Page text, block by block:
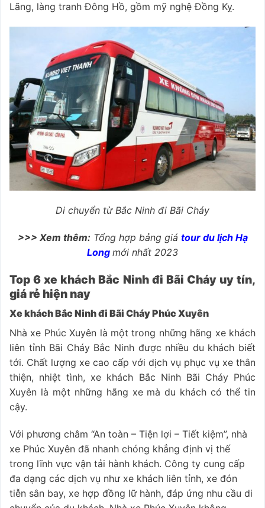
Lãng, làng tranh Đông Hồ, gồm mỹ nghệ Đồng Kỵ.
Di chuyển từ Bắc Ninh đi Bãi Cháy
>>> Xem thêm: Tổng hợp bảng giá tour du lịch Hạ
Long mới nhất 2023
Top 6 xe khách Bắc Ninh đi Bãi Cháy uy tín,
giá rẻ hiện nay
Xe khách Bắc Ninh đi Bãi Cháy Phúc Xuyên
Nhà xe Phúc Xuyên là một trong những hãng xe khách
liên tỉnh Bãi Cháy Bắc Ninh được nhiều du khách biết
tới. Chất lượng xe cao cấp với dịch vụ phục vụ xe thân
thiện, nhiệt tình, xe khách Bắc Ninh Bãi Cháy Phúc
Xuyên là một những hãng xe mà du khách có thể tin
cậy.
Với phương châm “An toàn – Tiện lợi – Tiết kiệm”, nhà
xe Phúc Xuyên đã nhanh chóng khẳng định vị thế
trong lĩnh vực vận tải hành khách. Công ty cung cấp
đa dạng các dịch vụ như xe khách liên tỉnh, xe đón
tiễn sân bay, xe hợp đồng lữ hành, đáp ứng nhu cầu di